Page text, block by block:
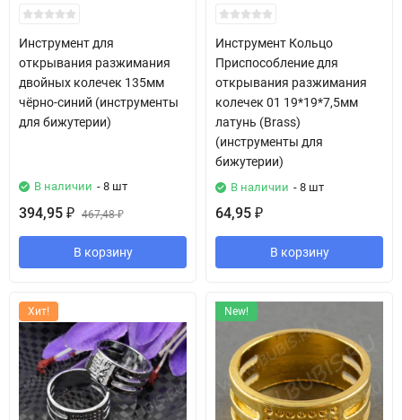
Инструмент для
открывания разжимания
двойных колечек 135мм
чёрно-синий (инструменты
для бижутерии)
В наличии - 8 шт
394,95 ₽ 467,48₽
В корзину
Инструмент Кольцо
Приспособление для
открывания разжимания
колечек 01 19*19*7,5мм
латунь (Brass)
(инструменты для
бижутерии)
В наличии - 8 шт
64,95 ₽
В корзину
Хит! New!